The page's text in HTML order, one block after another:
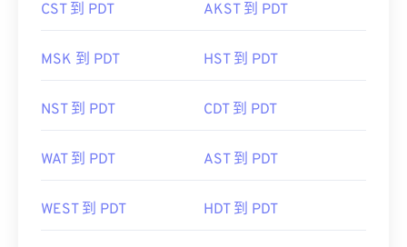
CST 到 PDT AKST 到 PDT
MSK 到 PDT HST 到 PDT
NST 到 PDT CDT 到 PDT
WAT 到 PDT AST 到 PDT
WEST 到 PDT HDT 到 PDT